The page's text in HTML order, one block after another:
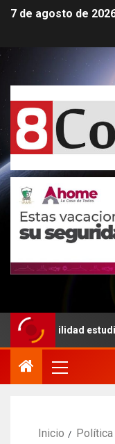
7 de agosto de
estudiantil en
Inicio
Política